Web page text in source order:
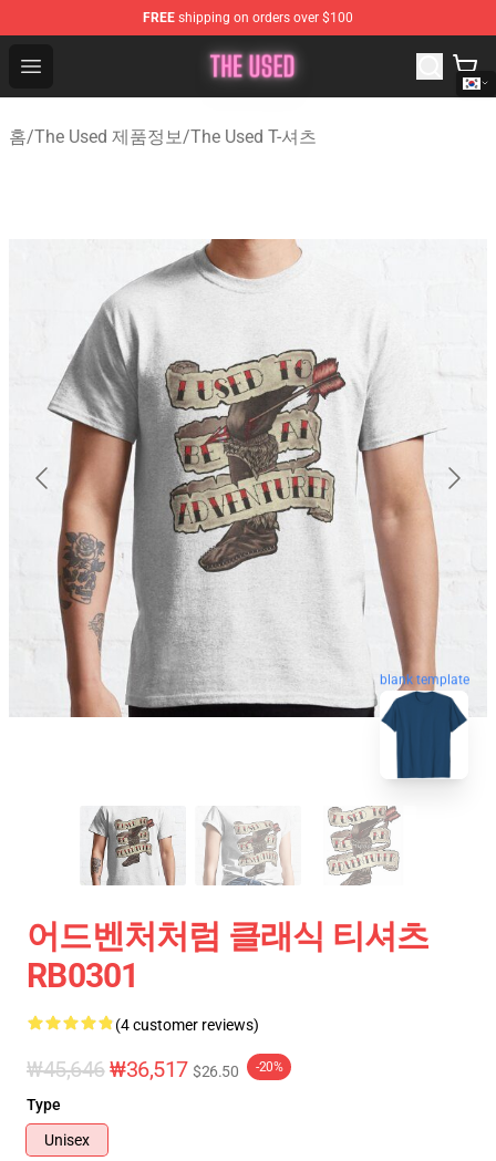
FREE shipping on orders over $100
Open menu
The Used Store - Official The Used Merchandise Shop
홈/The Used 제품정보/The Used T-셔츠
blank template
어드벤처처럼 클래식 티셔츠
RB0301
(4 customer reviews)
₩45,646₩36,517 $26.50 -20%
Type
Unisex